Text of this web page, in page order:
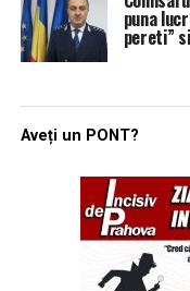
puna
pereti”
Aveți un PONT?